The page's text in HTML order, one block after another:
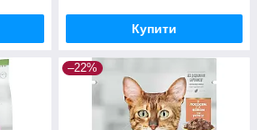
Купити
–22%